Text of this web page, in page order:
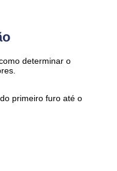
determinar o
primeiro furo até o